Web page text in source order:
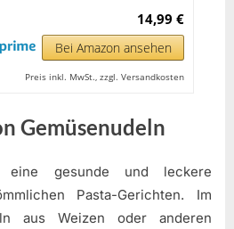
14,99 €
Bei Amazon ansehen
Preis inkl. MwSt., zzgl. Versandkosten
Gemüsenudeln
eine gesunde und leckere
Pasta-Gerichten. Im
aus Weizen oder anderen